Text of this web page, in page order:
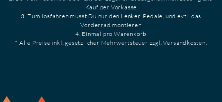
Kauf per Vorkasse
3. Zum losfahren musst Du nur den Lenker, Pedale, und evtl. das
Vorderrad montieren
4. Einmal pro Warenkorb
* Alle Preise inkl. gesetzlicher Mehrwertsteuer zzgl. Versandkosten.